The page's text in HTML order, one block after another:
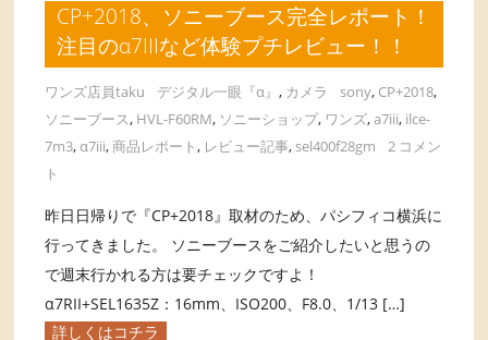
CP+2018、ソニーブース完全レポート！
注目のα7IIIなど体験プチレビュー！！
ワンズ店員taku デジタル一眼『α』 , カメラ sony, CP+2018,
ソニーブース, HVL-F60RM, ソニーショップ, ワンズ,a7iii, ilce-
7m3,α7iii,商品レポート , レビュー記事,sel400f28gm
2 コメン
ト
昨日日帰りで『CP+2018』取材のため、パシフィコ横浜に
行ってきました。 ソニーブースをご紹介したいと思うの
で週末行かれる方は要チェックですよ！
α7RII+SEL1635Z：16mm、ISO200、F8.0、1/13 […]
詳しくはコチラ